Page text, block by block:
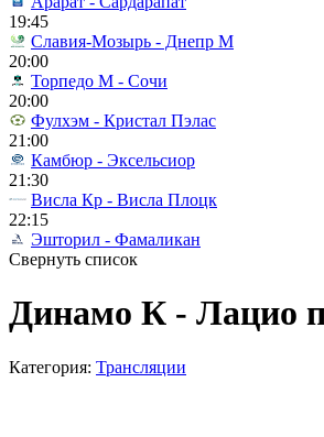
19:45
Славия-Мозырь - Днепр М
20:00
Торпедо М - Сочи
20:00
Фулхэм - Кристал Пэлас
21:00
Камбюр - Эксельсиор
21:30
Висла Кр - Висла Плоцк
22:15
Эшторил - Фамаликан
Свернуть список
Динамо К - Лацио
Категория: Трансляции